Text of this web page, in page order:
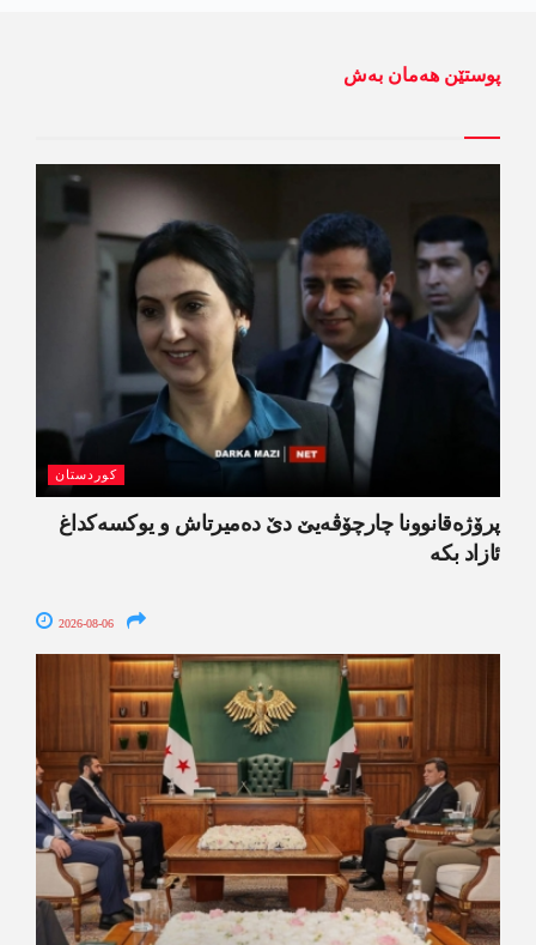
پوستێن ھەمان بەش
کوردستان
پرۆژەقانوونا چارچۆڤەیێ دێ دەمیرتاش و یوکسەکداغ
ئازاد بکە
2026-08-06